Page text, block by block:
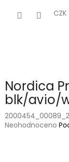
CZK
Nordica
blk/avio/
Průměrné
Neohodnoceno